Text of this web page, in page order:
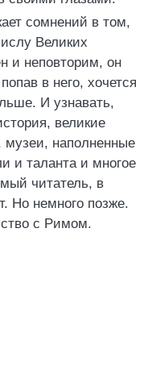
сомнений в том,
Великих
и неповторим, он
в него, хочется
И узнавать,
великие
музеи, наполненные
и таланта и многое
читатель, в
Но немного позже.
с Римом.